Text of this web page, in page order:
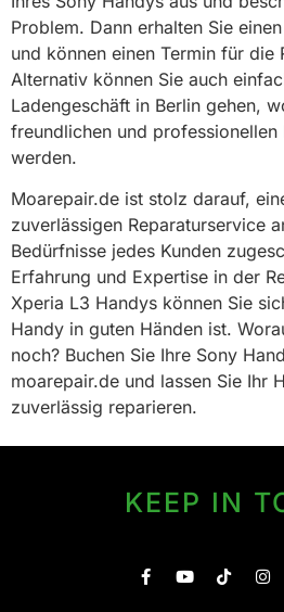
Problem. Dann erhalten Sie
und können einen Termin für die
Alternativ können Sie auch
Ladengeschäft in Berlin gehen,
freundlichen und professionellen
werden.
Moarepair.de ist stolz darauf,
zuverlässigen Reparaturservice
Bedürfnisse jedes Kunden
Erfahrung und Expertise in der
Xperia L3 Handys können Sie
Handy in guten Händen ist.
noch? Buchen Sie Ihre Sony
moarepair.de und lassen Sie Ihr
zuverlässig reparieren.
KEEP IN